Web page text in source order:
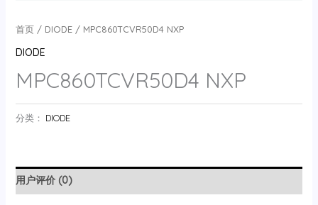
首页/ DIODE/ MPC860TCVR50D4 NXP
DIODE
MPC860TCVR50D4 NXP
分类： DIODE
用户评价 (0)